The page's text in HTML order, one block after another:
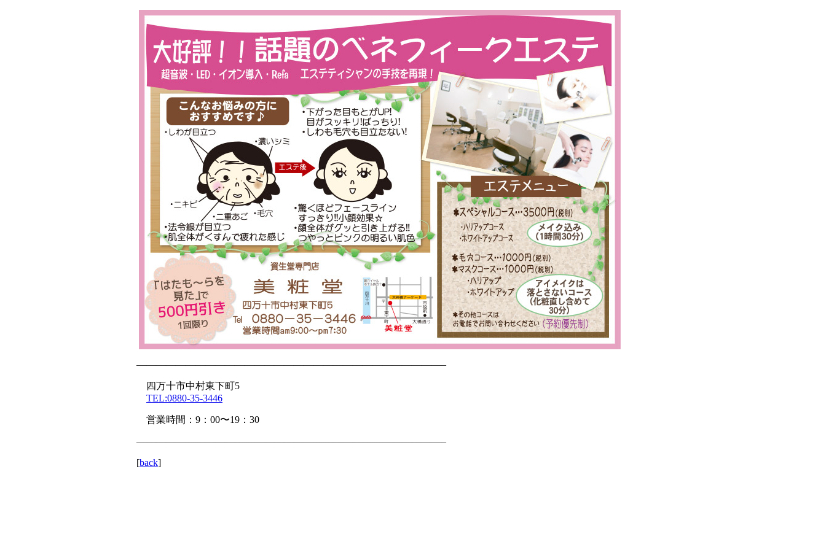
———————————————————————————————–
四万十市中村東下町5
TEL:0880-35-3446
営業時間：9：00〜19：30
———————————————————————————————–
[back]